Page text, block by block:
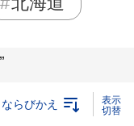
ならびかえ